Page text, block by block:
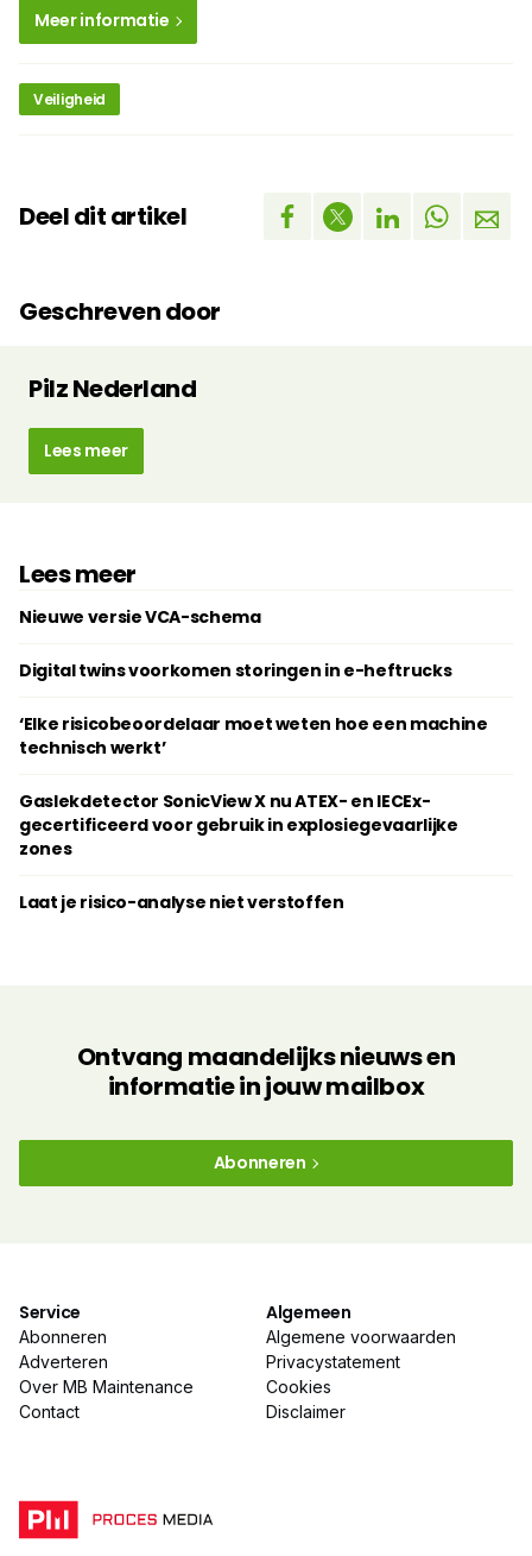
Meer informatie
Veiligheid
Deel dit artikel
Geschreven door
Pilz Nederland
Lees meer
Lees meer
Nieuwe versie VCA-schema
Digital twins voorkomen storingen in e-heftrucks
‘Elke risicobeoordelaar moet weten hoe een machine
technisch werkt’
Gaslekdetector SonicView X nu ATEX- en IECEx-
gecertificeerd voor gebruik in explosiegevaarlijke
zones
Laat je risico-analyse niet verstoffen
Ontvang maandelijks nieuws en
informatie in jouw mailbox
Abonneren
Service
Abonneren
Adverteren
Over MB Maintenance
Contact
Algemeen
Algemene voorwaarden
Privacystatement
Cookies
Disclaimer